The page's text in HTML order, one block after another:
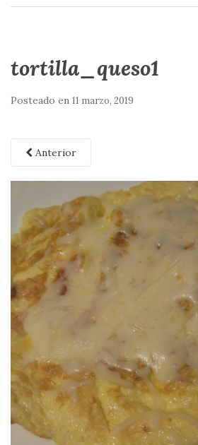
tortilla_queso1
Posteado en 11 marzo, 2019
Anterior